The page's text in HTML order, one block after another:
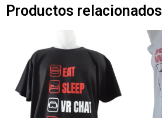
Productos relacionados